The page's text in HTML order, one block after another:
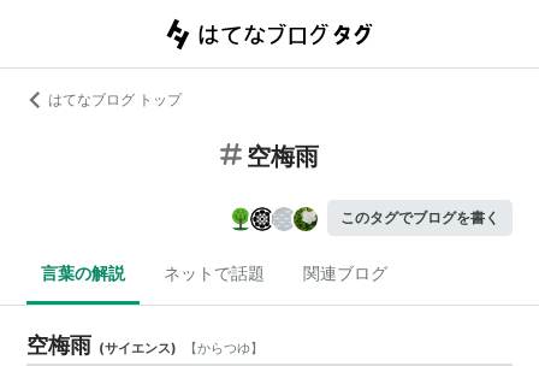
はてなブログ トップ
空梅雨
このタグでブログを書く
言葉の解説 ネットで話題 関連ブログ
空梅雨 (サイエンス) 【からつゆ】